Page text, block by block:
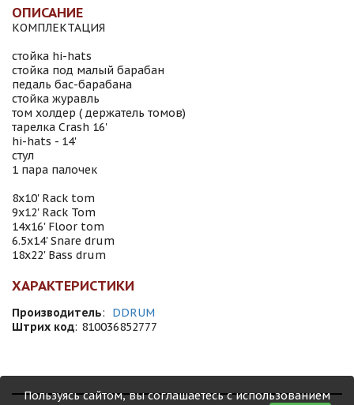
ОПИСАНИЕ
КОМПЛЕКТАЦИЯ
стойка hi-hats
стойка под малый барабан
педаль бас-барабана
стойка журавль
том холдер ( держатель томов)
тарелка Crash 16'
hi-hats - 14'
стул
1 пара палочек
8x10' Rack tom
9x12' Rack Tom
14x16' Floor tom
6.5x14' Snare drum
18x22' Bass drum
ХАРАКТЕРИСТИКИ
Производитель:
DDRUM
Штрих код: 810036852777
Пользуясь сайтом, вы соглашаетесь с использованием